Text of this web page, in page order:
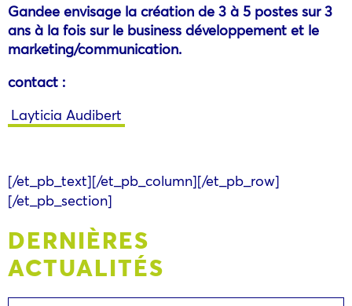
Gandee envisage la création de 3 à 5 postes sur 3
ans à la fois sur le business développement et le
marketing/communication.
contact :
Layticia Audibert
[/et_pb_text][/et_pb_column][/et_pb_row]
[/et_pb_section]
DERNIÈRES
ACTUALITÉS